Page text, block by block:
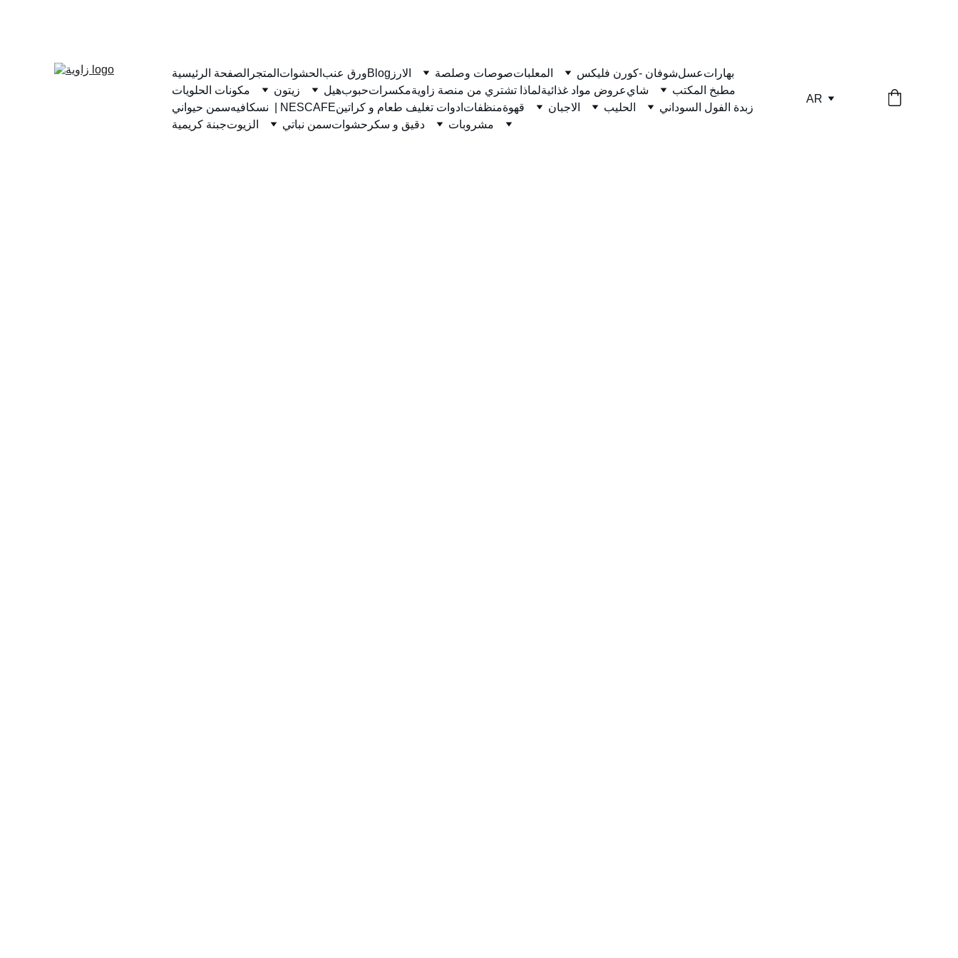
الصفحة الرئيسية المتجر الحشوات ورق عنبBlog الارز صوصات وصلصةالمعلبات شوفان -كورن فليكسعسلبهارات
مكونات الحلويات
زيتون هيلحبوبمكسراتلماذا تشتري من منصة زاويةعروض مواد غذائيةشاي
مطبخ المكتب
سمن حيواني
نسكافيه  | NESCAFEادوات تغليف طعام و كراتين منظفاتقهوة الاجبان الحليب
زبدة الفول السوداني
جبنة كريميةالزيوت سمن نباتيحشوات دقيق و سكر مشروبات
AR